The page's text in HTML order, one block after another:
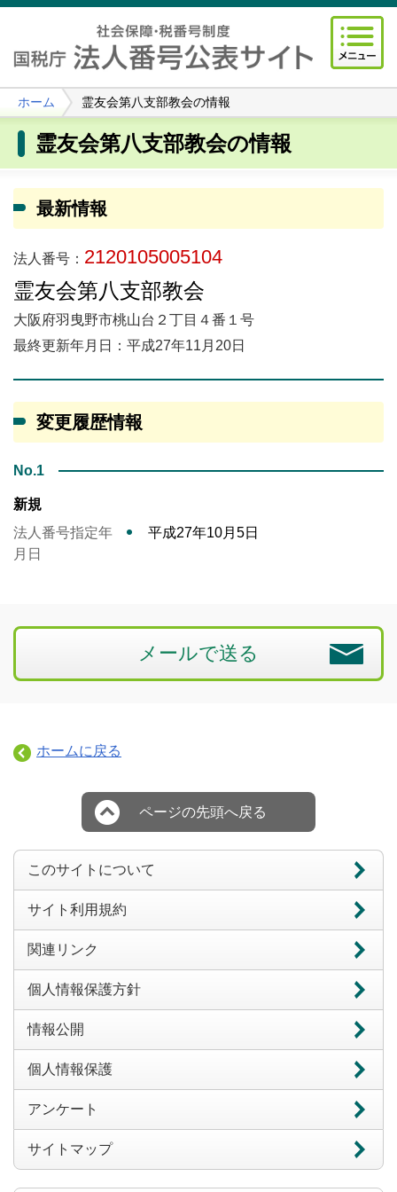
ホーム 霊友会第八支部教会の情報
霊友会第八支部教会の情報
最新情報
法人番号： 2120105005104
霊友会第八支部教会
大阪府羽曳野市桃山台２丁目４番１号
最終更新年月日：平成27年11月20日
変更履歴情報
No.1
新規
法人番号指定年
月日
平成27年10月5日
メールで送る
ホームに戻る
ページの先頭へ戻る
このサイトについて
サイト利用規約
関連リンク
個人情報保護方針
情報公開
個人情報保護
アンケート
サイトマップ